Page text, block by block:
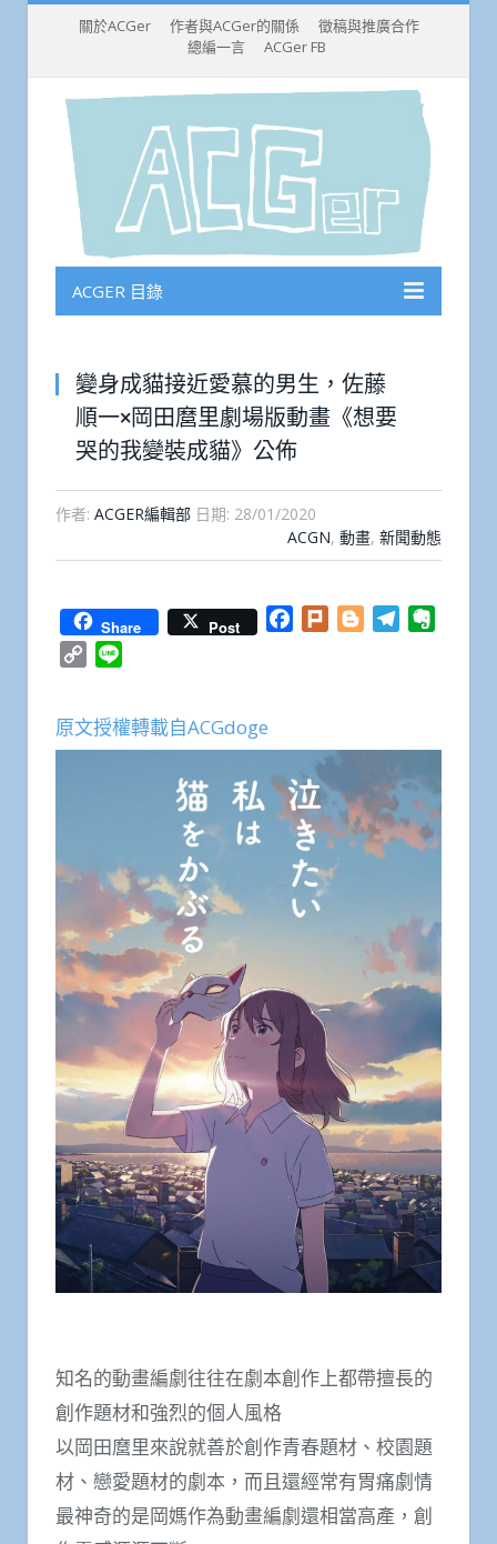
關於ACGer 作者與ACGer的關係
徵稿與推廣合作
總編一言
ACGer FB
ACGER 目錄
變身成貓接近愛慕的男生，佐藤
順一×岡田麿里劇場版動畫《想要
哭的我變裝成貓》公佈
作者: ACGER編輯部 日期: 28/01/2020
ACGN, 動畫, 新聞動態
Share Post Facebook
Plurk BloggerTelegram
Copy
原文授權轉載自ACGdoge
知名的動畫編劇往往在劇本創作上都帶擅長的
創作題材和強烈的個人風格
以岡田麿里來說就善於創作青春題材、校園題
材、戀愛題材的劇本，而且還經常有胃痛劇情
最神奇的是岡媽作為動畫編劇還相當高產，創